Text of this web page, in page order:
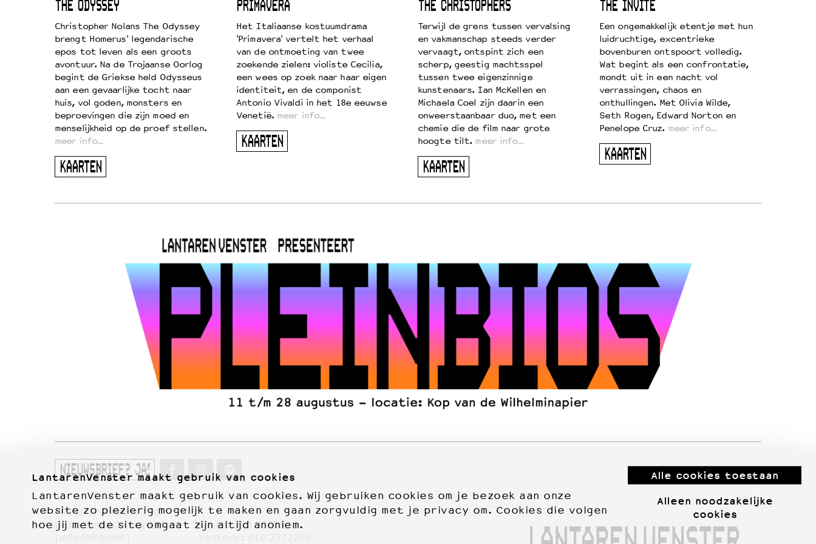
LantarenVenster maakt gebruik van cookies
LantarenVenster maakt gebruik van cookies. Wij gebruiken cookies om je bezoek aan onze
website zo plezierig mogelijk te maken en gaan zorgvuldig met je privacy om. Cookies die volgen
hoe jij met de site omgaat zijn altijd anoniem.
Alle cookies toestaan
Alleen noodzakelijke
cookies
THE ODYSSEY
Christopher Nolans The Odyssey
brengt Homerus' legendarische
epos tot leven als een groots
avontuur. Na de Trojaanse Oorlog
begint de Griekse held Odysseus
aan een gevaarlijke tocht naar
huis, vol goden, monsters en
beproevingen die zijn moed en
menselijkheid op de proef stellen.
meer info…
KAARTEN
PRIMAVERA
Het Italiaanse kostuumdrama
'Primavera' vertelt het verhaal
van de ontmoeting van twee
zoekende zielen: violiste Cecilia,
een wees op zoek naar haar eigen
identiteit, en de componist
Antonio Vivaldi in het 18e eeuwse
Venetië. meer info…
KAARTEN
THE CHRISTOPHERS
Terwijl de grens tussen vervalsing
en vakmanschap steeds verder
vervaagt, ontspint zich een
scherp, geestig machtsspel
tussen twee eigenzinnige
kunstenaars. Ian McKellen en
Michaela Coel zijn daarin een
onweerstaanbaar duo, met een
chemie die de film naar grote
hoogte tilt. meer info…
KAARTEN
THE INVITE
Een ongemakkelijk etentje met hun
luidruchtige, excentrieke
bovenburen ontspoort volledig.
Wat begint als een confrontatie,
mondt uit in een nacht vol
verrassingen, chaos en
onthullingen. Met Olivia Wilde,
Seth Rogen, Edward Norton en
Penelope Cruz. meer info…
KAARTEN
NIEUWSBRIEF? JA!
PRIVACYVERKLARING
Otto Reuchlinweg 996
kassa:010 2772277